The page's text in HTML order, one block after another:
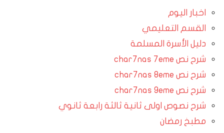
اخبار اليوم
القسم التعليمي
دليل الأسرة المسلمة
شرح نص char7nas 7eme
شرح نص char7nas 8eme
شرح نص char7nas 9eme
شرح نصوص اولى ثانية ثالثة رابعة ثانوي
مطبخ رمضان